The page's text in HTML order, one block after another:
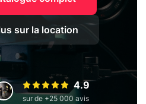
sur la location
4.9
sur de +25 000 avis